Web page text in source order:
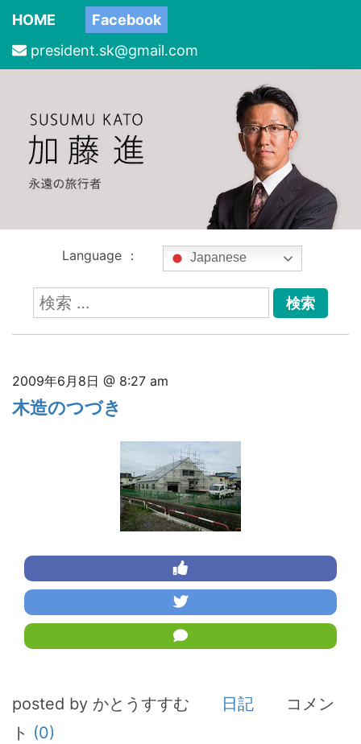
HOME
Facebook
president.sk@gmail.com
Language ： Japanese
検
索:
2009年6月8日 @ 8:27 am
木造のつづき
posted by かとうすすむ 日記
コメン
ト (0)